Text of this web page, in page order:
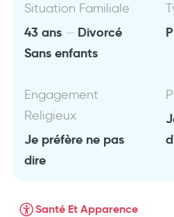
Situation Familiale
43 ans
Divorcé
Sans enfants
Engagement
Religieux
Je préfère ne pas
dire
Santé Et Apparence